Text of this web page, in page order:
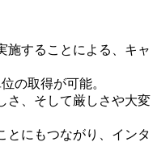
施することによる、キャ
の取得が可能。
さ、そして厳しさや大変
とにもつながり、インタ